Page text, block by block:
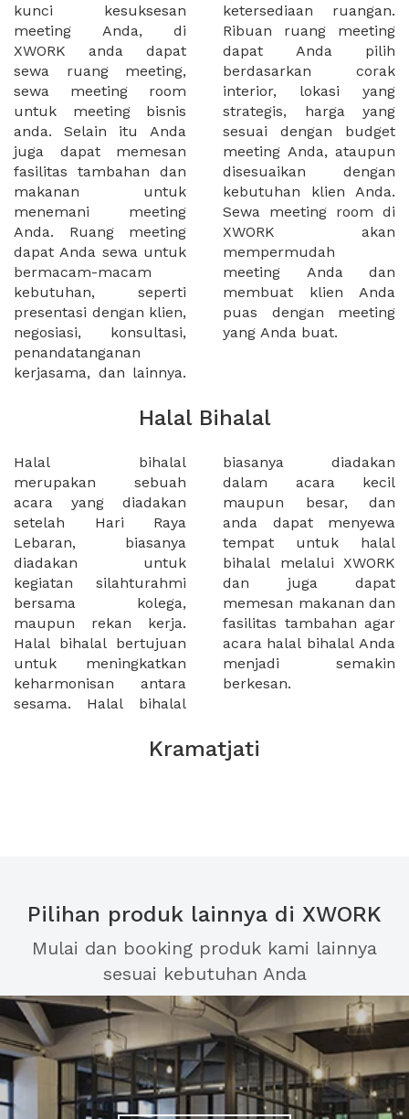
kunci kesuksesan
meeting Anda, di
XWORK anda dapat
sewa ruang meeting,
sewa meeting room
untuk meeting bisnis
anda. Selain itu Anda
juga dapat memesan
fasilitas tambahan dan
makanan untuk
menemani meeting
Anda. Ruang meeting
dapat Anda sewa untuk
bermacam-macam
kebutuhan, seperti
presentasi dengan klien,
negosiasi, konsultasi,
penandatanganan
kerjasama, dan lainnya.
ketersediaan ruangan.
Ribuan ruang meeting
dapat Anda pilih
berdasarkan corak
interior, lokasi yang
strategis, harga yang
sesuai dengan budget
meeting Anda, ataupun
disesuaikan dengan
kebutuhan klien Anda.
Sewa meeting room di
XWORK akan
mempermudah
meeting Anda dan
membuat klien Anda
puas dengan meeting
yang Anda buat.
Halal Bihalal
Halal bihalal
merupakan sebuah
acara yang diadakan
setelah Hari Raya
Lebaran, biasanya
diadakan untuk
kegiatan silahturahmi
bersama kolega,
maupun rekan kerja.
Halal bihalal bertujuan
untuk meningkatkan
keharmonisan antara
sesama. Halal bihalal
biasanya diadakan
dalam acara kecil
maupun besar, dan
anda dapat menyewa
tempat untuk halal
bihalal melalui XWORK
dan juga dapat
memesan makanan dan
fasilitas tambahan agar
acara halal bihalal Anda
menjadi semakin
berkesan.
Kramatjati
Pilihan produk lainnya di XWORK
Mulai dan booking produk kami lainnya
sesuai kebutuhan Anda